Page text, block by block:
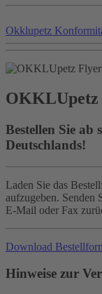
Okklupetz
OKKLUpetz
Bestellen Sie
Deutschlands!
Laden Sie das
aufzugeben. Senden
E-Mail oder Fax
Download
Hinweise zur